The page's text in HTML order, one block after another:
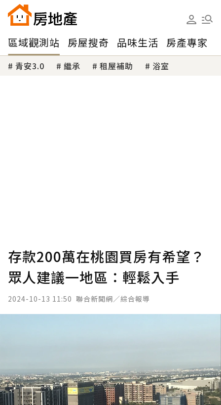
區域觀測站 房屋搜奇 品味生活 房產專家
青安3.0 繼承 租屋補助 浴室
存款200萬在桃園買房有希望？
眾人建議一地區：輕鬆入手
2024-10-13 11:50 聯合新聞網／綜合報導